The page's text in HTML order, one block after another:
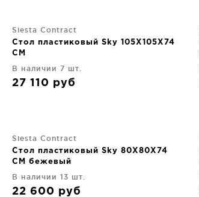
Siesta Contract
Стол пластиковый Sky 105X105X74
CM
В наличии 7 шт.
27 110 руб
Siesta Contract
Стол пластиковый Sky 80X80X74
CM бежевый
В наличии 13 шт.
22 600 руб